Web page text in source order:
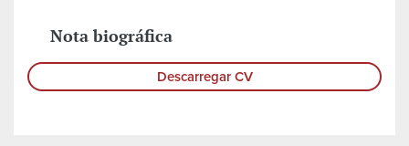
Nota biográfica
Descarregar CV